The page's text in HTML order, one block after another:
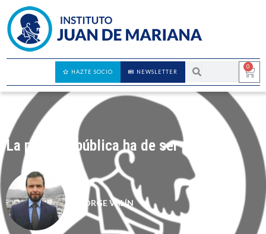
0
NEWSLETTER
HAZTE SOCIO
La pensión pública ha de ser abolida
JORGE VALÍN